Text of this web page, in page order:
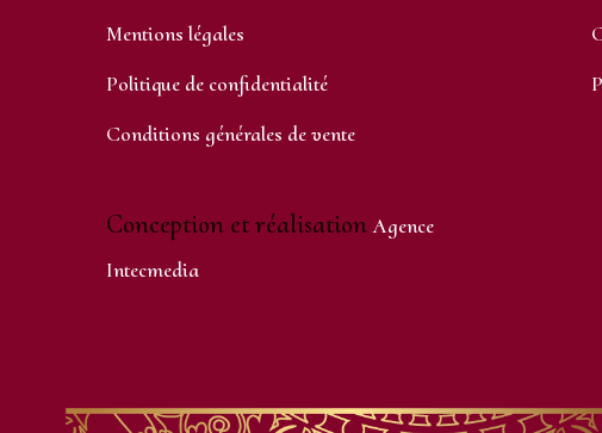
Mentions légales
Politique de confidentialité
Conditions générales de vente
Conception et réalisationAgence
Intecmedia